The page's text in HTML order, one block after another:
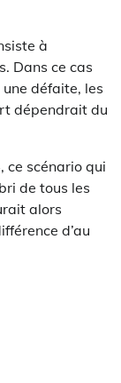
à
Dans ce cas
défaite, les
dépendrait du
ce scénario qui
de tous les
alors
d’au